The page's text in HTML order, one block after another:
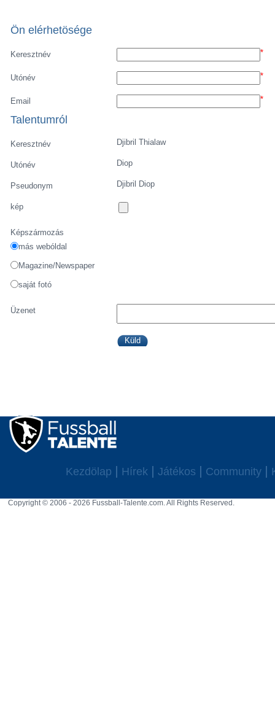
Ön elérhetösége
Keresztnév *
Utónév *
Email *
Talentumról
Keresztnév Djibril Thialaw
Utónév Diop
Pseudonym Djibril Diop
kép
Képszármozás
más webóldal
Magazine/Newspaper
saját fotó
Üzenet
Kezdölap Hírek Játékos Community
Copyright © 2006 - 2026 Fussball-Talente.com. All Rights Reserved.